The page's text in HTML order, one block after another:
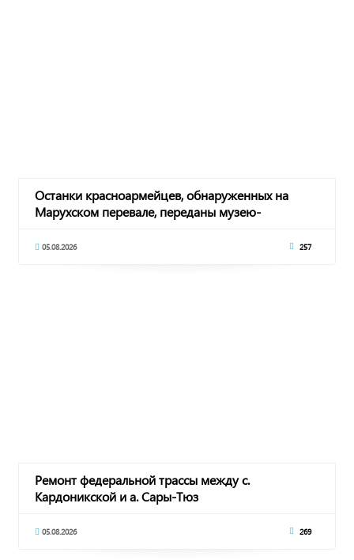
Останки красноармейцев, обнаруженных на
Марухском перевале, переданы музею-
05.08.2026 257
Ремонт федеральной трассы между с.
Кардоникской и а. Сары-Тюз
05.08.2026 269